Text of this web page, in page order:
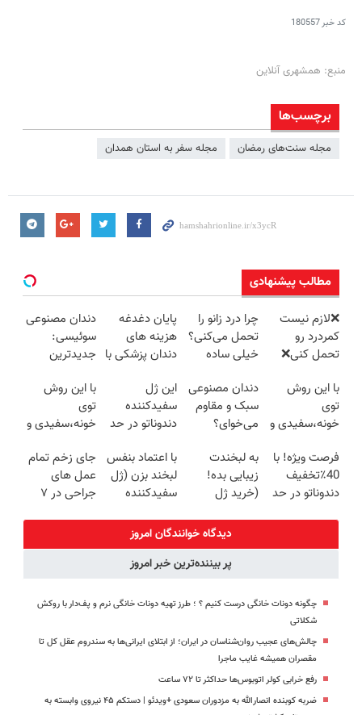
کد خبر180557
منبع: همشهری آنلاین
برچسب‌ها
مجله سنت‌های رمضان مجله سفر به استان همدان
مطالب پیشنهادی
❌لازم نیست
کمردرد رو
تحمل کنی❌
جراحی و قرص
(پرسشنامه)
چرا درد زانو را
تحمل می‌کنی؟
خیلی ساده
درمانش کن
پایان دغدغه
هزینه های
دندان پزشکی با
کننده خانگی
دندان مصنوعی
سوئیسی:
جدیدترین
سبک و مقاوم |
پرداخت قسطی
با این روش
توی
خونه،سفیدی و
برگردون
(40%off)
دندان مصنوعی
سبک و مقاوم
می‌خوای؟
اقساطی هم
داریم!😍 | 📍
تهران
این ژل
سفیدکننده
دندوناتو در حد
میکنه(40%تخفیف)
با این روش
توی
خونه،سفیدی و
برگردون(40%off)
فرصت ویژه! با
40٪تخفیف
دندوناتو در حد
به لبخندت
زیبایی بده!
(خرید ژل
با40%تخفیف)
با اعتماد بنفس
لبخند بزن (ژل
سفیدکننده
جای زخم تمام
عمل های
جراحی در ۷
بگیرید)
دیدگاه خوانندگان امروز
پر بیننده‌ترین خبر امروز
چگونه دونات خانگی درست کنیم ؟ ؛ طرز تهیه دونات خانگی نرم و پف‌دار با روکش
شکلاتی
چالش‌های عجیب روان‌شناسان در ایران؛ از ابتلای ایرانی‌ها به سندروم عقل کل تا
مقصران همیشه غایب ماجرا
رفع خرابی کولر اتوبوس‌ها حداکثر تا ۷۲ ساعت
ضربه کوبنده انصارالله به مزدوران سعودی +ویدئو | دستکم ۴۵ نیروی وابسته به